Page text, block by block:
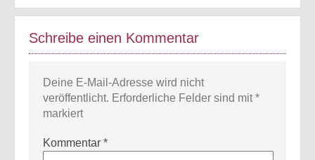
Schreibe einen Kommentar
Deine E-Mail-Adresse wird nicht
veröffentlicht. Erforderliche Felder sind mit*
markiert
Kommentar *